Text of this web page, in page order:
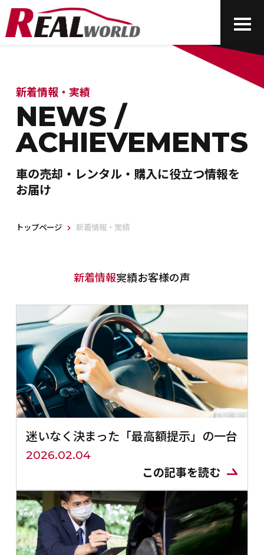
新着情報・実績
NEWS /
ACHIEVEMENTS
車の売却・レンタル・購入に役立つ情報を
お届け
トップページ 新着情報・実績
新着情報実績お客様の声
迷いなく決まった「最高額提示」の一台
2026.02.04
この記事を読む